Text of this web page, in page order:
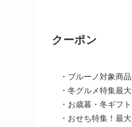
クーポン
・ブルーノ対象商
・冬グルメ特集最
・お歳暮・冬ギフ
・おせち特集！最